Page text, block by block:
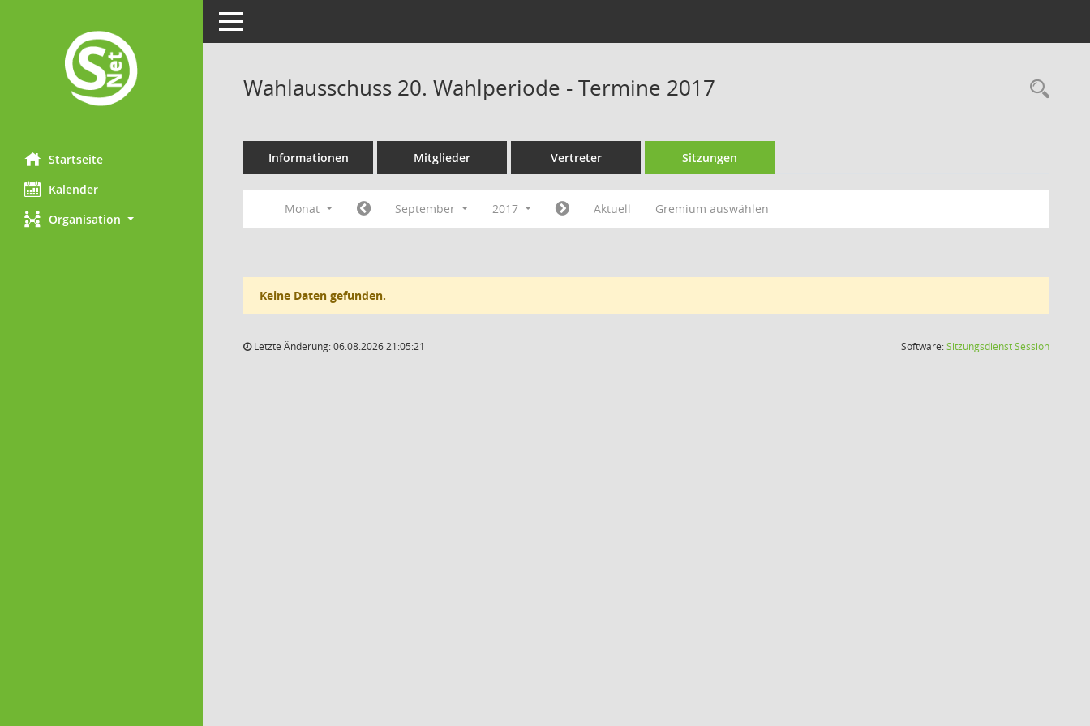
Startseite
Kalender
Organisation
Toggle navigation
Wahlausschuss 20. Wahlperiode - Termine 2017
Informationen Mitglieder Vertreter Sitzungen
Monat September 2017 Aktuell Gremium auswählen
Keine Daten gefunden.
Letzte Änderung: 06.08.2026 21:05:21 Software:SitzungsdienstSession(Wird in